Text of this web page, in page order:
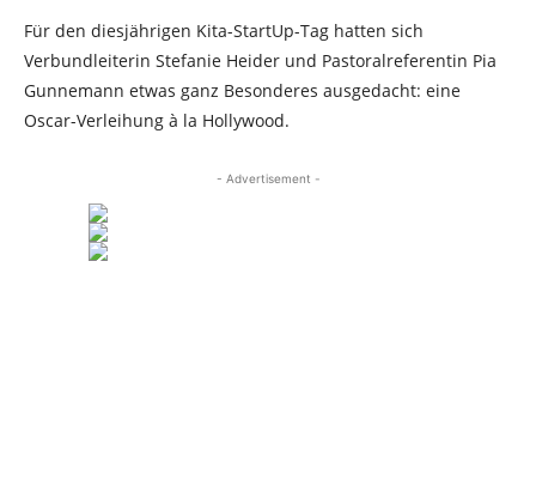
Für den diesjährigen Kita-StartUp-Tag hatten sich
Verbundleiterin Stefanie Heider und Pastoralreferentin Pia
Gunnemann etwas ganz Besonderes ausgedacht: eine
Oscar-Verleihung à la Hollywood.
- Advertisement -